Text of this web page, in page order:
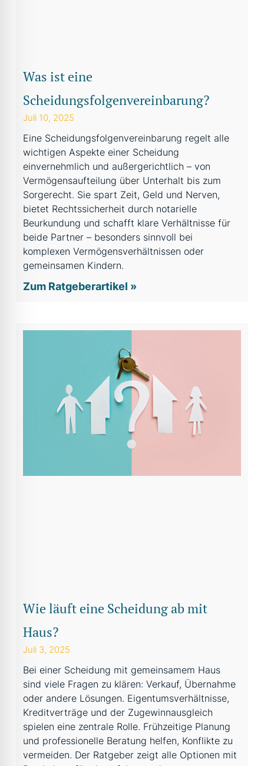
Was ist eine
Scheidungsfolgenvereinbarung?
Juli 10, 2025
Eine Scheidungsfolgenvereinbarung regelt alle
wichtigen Aspekte einer Scheidung
einvernehmlich und außergerichtlich – von
Vermögensaufteilung über Unterhalt bis zum
Sorgerecht. Sie spart Zeit, Geld und Nerven,
bietet Rechtssicherheit durch notarielle
Beurkundung und schafft klare Verhältnisse für
beide Partner – besonders sinnvoll bei
komplexen Vermögensverhältnissen oder
gemeinsamen Kindern.
Zum Ratgeberartikel »
Wie läuft eine Scheidung ab mit
Haus?
Juli 3, 2025
Bei einer Scheidung mit gemeinsamem Haus
sind viele Fragen zu klären: Verkauf, Übernahme
oder andere Lösungen. Eigentumsverhältnisse,
Kreditverträge und der Zugewinnausgleich
spielen eine zentrale Rolle. Frühzeitige Planung
und professionelle Beratung helfen, Konflikte zu
vermeiden. Der Ratgeber zeigt alle Optionen mit